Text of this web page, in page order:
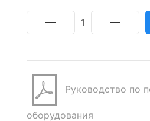
1
Руководство по
оборудования